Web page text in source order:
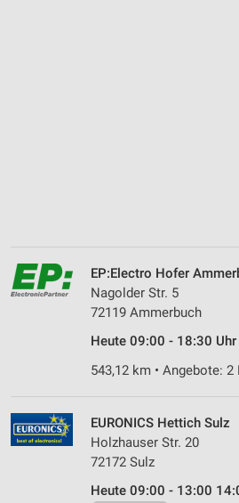
EP:Electro Hofer
Nagolder Str. 5
72119 Ammerbuch
Heute 09:00 - 18:30 Uhr
543,12 km • Angebote:
EURONICS Hettich Sulz
Holzhauser Str. 20
72172 Sulz
Heute 09:00 - 13:00